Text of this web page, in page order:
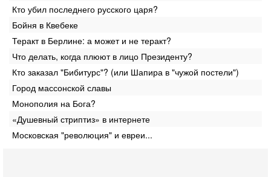
Кто убил последнего русского царя?
Бойня в Квебеке
Теракт в Берлине: а может и не теракт?
Что делать, когда плюют в лицо Президенту?
Кто заказал "Бибитурс"? (или Шапира в "чужой постели")
Город массонской славы
Монополия на Бога?
«Душевный стриптиз» в интернете
Московская "революция" и евреи...